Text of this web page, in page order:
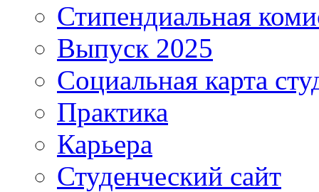
Стипендиальная
Выпуск 2025
Социальная карта
Практика
Карьера
Студенческий сайт